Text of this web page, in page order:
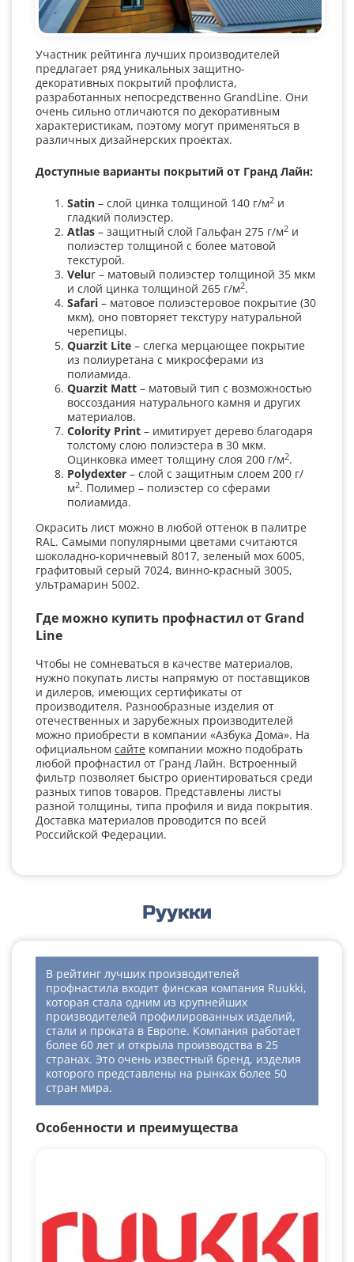
Участник рейтинга лучших производителей
предлагает ряд уникальных защитно-
декоративных покрытий профлиста,
разработанных непосредственно GrandLine. Они
очень сильно отличаются по декоративным
характеристикам, поэтому могут применяться в
различных дизайнерских проектах.
Доступные варианты покрытий от Гранд Лайн:
Satin – слой цинка толщиной 140 г/м2 и
гладкий полиэстер.
Atlas – защитный слой Гальфан 275 г/м2 и
полиэстер толщиной с более матовой
текстурой.
Velur – матовый полиэстер толщиной 35 мкм
и слой цинка толщиной 265 г/м2.
Safari – матовое полиэстеровое покрытие (30
мкм), оно повторяет текстуру натуральной
черепицы.
Quarzit Lite – слегка мерцающее покрытие
из полиуретана с микросферами из
полиамида.
Quarzit Matt – матовый тип с возможностью
воссоздания натурального камня и других
материалов.
Colority Print – имитирует дерево благодаря
толстому слою полиэстера в 30 мкм.
Оцинковка имеет толщину слоя 200 г/м2.
Polydexter – слой с защитным слоем 200 г/
м2. Полимер – полиэстер со сферами
полиамида.
Окрасить лист можно в любой оттенок в палитре
RAL. Самыми популярными цветами считаются
шоколадно-коричневый 8017, зеленый мох 6005,
графитовый серый 7024, винно-красный 3005,
ультрамарин 5002.
Где можно купить профнастил от Grand
Line
Чтобы не сомневаться в качестве материалов,
нужно покупать листы напрямую от поставщиков
и дилеров, имеющих сертификаты от
производителя. Разнообразные изделия от
отечественных и зарубежных производителей
можно приобрести в компании «Азбука Дома». На
официальном сайте компании можно подобрать
любой профнастил от Гранд Лайн. Встроенный
фильтр позволяет быстро ориентироваться среди
разных типов товаров. Представлены листы
разной толщины, типа профиля и вида покрытия.
Доставка материалов проводится по всей
Российской Федерации.
Руукки
В рейтинг лучших производителей
профнастила входит финская компания Ruukki,
которая стала одним из крупнейших
производителей профилированных изделий,
стали и проката в Европе. Компания работает
более 60 лет и открыла производства в 25
странах. Это очень известный бренд, изделия
которого представлены на рынках более 50
стран мира.
Особенности и преимущества